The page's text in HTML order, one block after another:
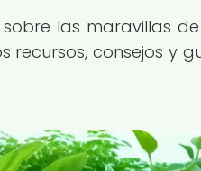
las maravillas
recursos, consejos y